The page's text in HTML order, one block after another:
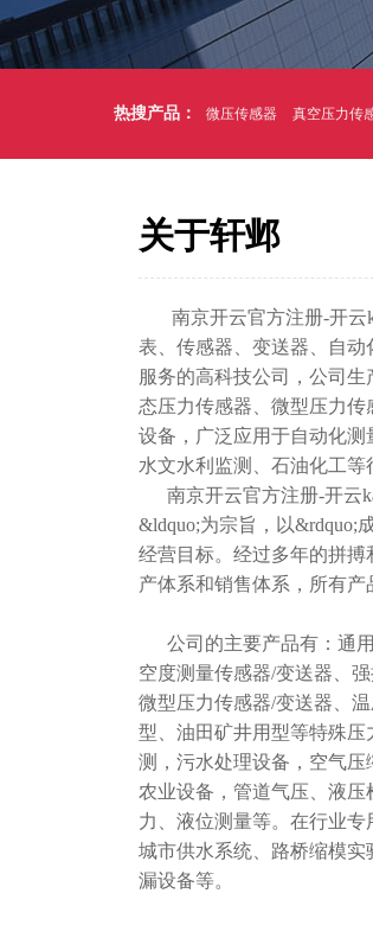
热搜产品： 微压传感器 真空压力传
关于轩邺
南京开云官方注册-开云
表、传感器、变送器、自
服务的高科技公司，公司
态压力传感器、微型压力
设备，广泛应用于自动化测
水文水利监测、石油化工等
南京开云官方注册-开云
&ldquo;为宗旨，以&rdquo;
经营目标。经过多年的拼
产体系和销售体系，所有产
公司的主要产品有：通用
空度测量传感器/变送器、
微型压力传感器/变送器、
型、油田矿井用型等特殊
测，污水处理设备，空气
农业设备，管道气压、液
力、液位测量等。在行业专
城市供水系统、路桥缩模
漏设备等。